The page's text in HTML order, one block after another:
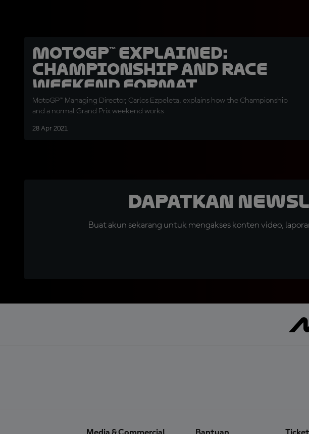
MotoGP™ Explained:
Championship and race
weekend format
MotoGP™ Managing Director, Carlos Ezpeleta, explains how the Championship
and a normal Grand Prix weekend works
28 Apr 2021
Dapatkan
Buat akun sekarang untuk mengakses konten video,